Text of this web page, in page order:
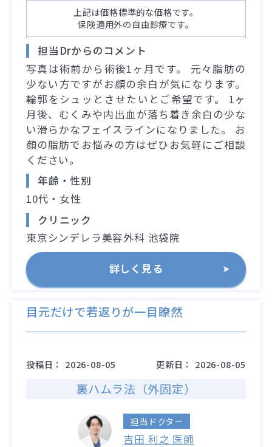
上記は価格標準的な価格です。
保険適用外の自由診療です。
担当Drからのコメント
写真は術前から術後1ヶ月です。 元々脂肪の
少ない方ですがお顔の余白が気になります。
輪郭をシュッとさせたいとご希望です。 1ヶ
月後、むくみや内出血が落ち着き余白の少な
い滑らかなフェイスラインになりました。 お
顔の脂肪でお悩みの方はぜひお気軽にご相談
ください。
年齢・性別
10代・女性
クリニック
東京シンデレラ美容外科 池袋院
詳しく見る
目元だけで若返りが一目瞭然
投稿日： 2026-08-05 更新日： 2026-08-05
裏ハムラ法（外固定）
担当ドクター
吉田 利之 医師